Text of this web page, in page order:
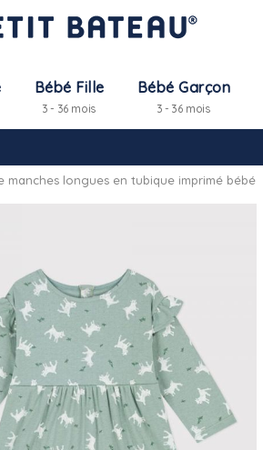
Bébé Fille
3 - 36 mois
Bébé Garçon
3 - 36 mois
manches longues en tubique imprimé bébé